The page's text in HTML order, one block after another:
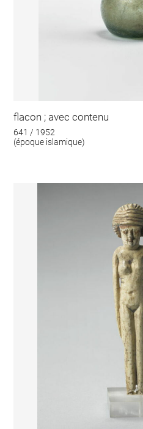
flacon ; avec contenu
641 / 1952
(époque islamique)